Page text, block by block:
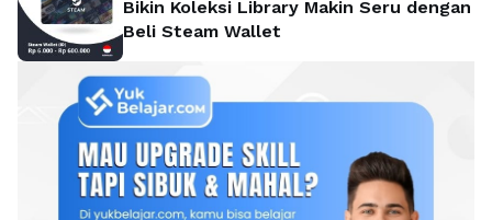
Bikin Koleksi Library Makin Seru dengan
Beli Steam Wallet